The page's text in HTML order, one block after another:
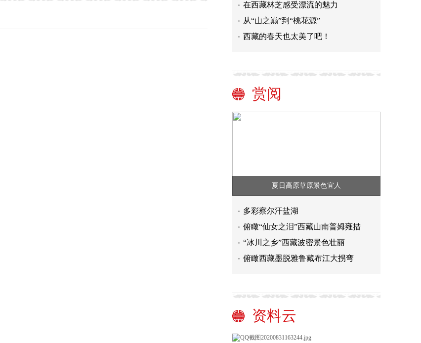
在西藏林芝感受漂流的魅力
从“山之巅”到“桃花源”
西藏的春天也太美了吧！
赏阅
夏日高原草原景色宜人
多彩察尔汗盐湖
俯瞰“仙女之泪”西藏山南普姆雍措
“冰川之乡”西藏波密景色壮丽
俯瞰西藏墨脱雅鲁藏布江大拐弯
资料云